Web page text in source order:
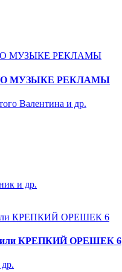
МУЗЫКЕ РЕКЛАМЫ
Валентина и др.
и др.
КРЕПКИЙ ОРЕШЕК 6